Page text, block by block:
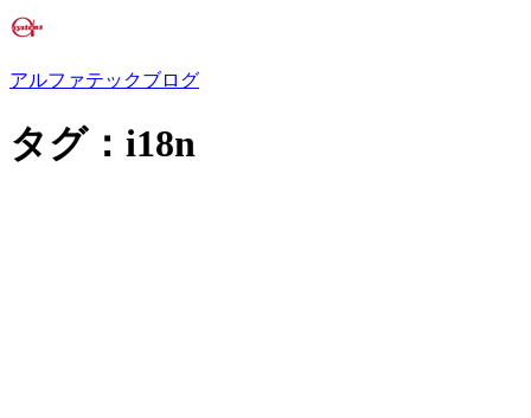
アルファテックブログ
タグ：i18n